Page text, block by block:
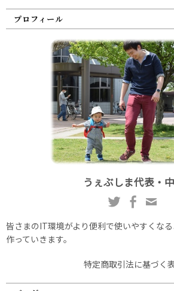
プロフィール
うぇぶしま代表・
皆さまのIT環境がより便利で使いやすくな
作っていきます。
特定商取引法に基づく